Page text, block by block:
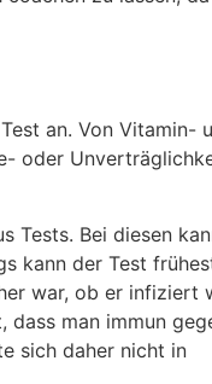
an. Von Vitamin-
oder
Tests. Bei diesen
kann der Test
war, ob er infiziert
dass man immun
sich daher nicht in